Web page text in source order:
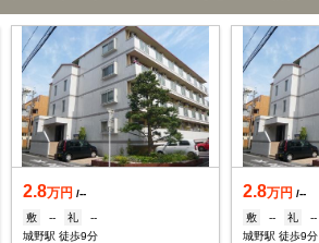
2.8万円 /--
敷
-- 礼
--
城野駅 徒歩9分
2.8万円 /--
敷
-- 礼
--
城野駅 徒歩9分